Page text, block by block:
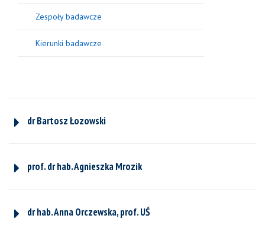
dr Bartosz Łozowski
prof. dr hab. Agnieszka Mrozik
dr hab. Anna Orczewska, prof. UŚ
Zespoły badawcze
Kierunki badawcze